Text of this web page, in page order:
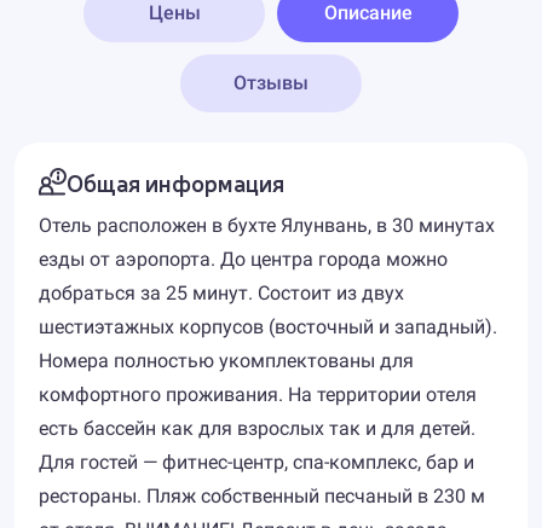
Цены Описание
Отзывы
Общая информация
Отель расположен в бухте Ялунвань, в 30 минутах
езды от аэропорта. До центра города можно
добраться за 25 минут. Состоит из двух
шестиэтажных корпусов (восточный и западный).
Номера полностью укомплектованы для
комфортного проживания. На территории отеля
есть бассейн как для взрослых так и для детей.
Для гостей — фитнес-центр, спа-комплекс, бар и
рестораны. Пляж собственный песчаный в 230 м